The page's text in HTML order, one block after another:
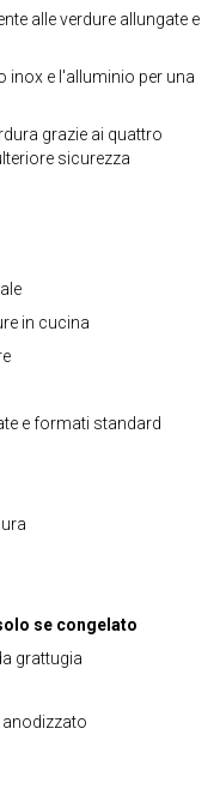
alle verdure allungate e
inox e l'alluminio per una
grazie ai quattro
sicurezza
in cucina
e formati standard
se congelato
grattugia